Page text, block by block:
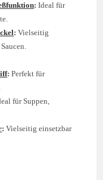
: Ideal für
: Vielseitig
:Perfekt für
für Suppen,
: Vielseitig einsetzbar